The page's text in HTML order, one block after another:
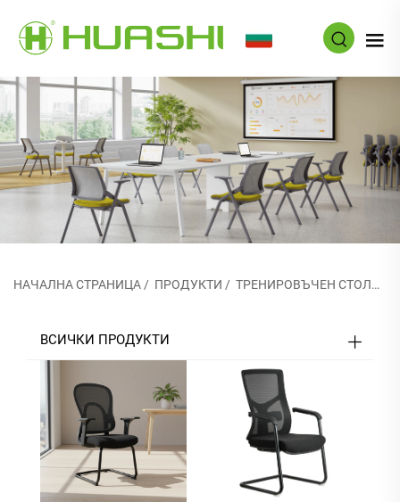
НАЧАЛНА СТРАНИЦА / ПРОДУКТИ / ТРЕНИРОВЪЧЕН СТОЛОВ
ВСИЧКИ ПРОДУКТИ